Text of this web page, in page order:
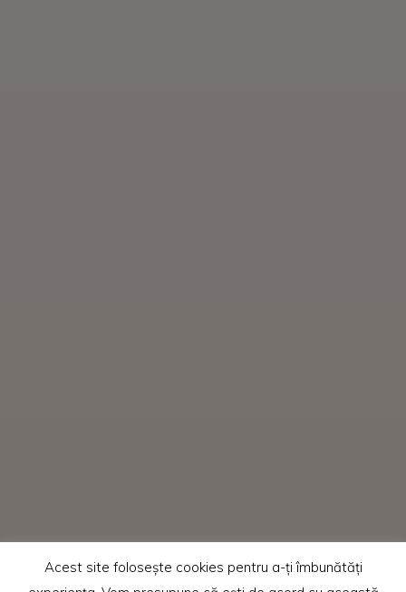
Acest site folosește cookies pentru a-ți îmbunătăți